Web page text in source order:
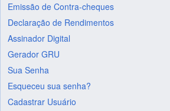
Emissão de Contra-cheques
Declaração de Rendimentos
Assinador Digital
Gerador GRU
Sua Senha
Esqueceu sua senha?
Cadastrar Usuário